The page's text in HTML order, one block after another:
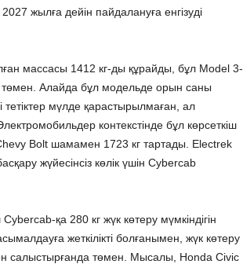
жылға дейін пайдалануға енгізуді
массасы 1412 кг-ды құрайды, бұл Model 3-
төмен. Алайда бұл модельде орын саны
тетіктер мүлде қарастырылмаған, ал
контекстінде бұл көрсеткіш
Bolt шамамен 1723 кг тартады. Electrek
жүйесінсіз көлік үшін Cybercab
қа 280 кг жүк көтеру мүмкіндігін
жеткілікті болғанымен, жүк көтеру
салыстырғанда төмен. Мысалы, Honda Civic